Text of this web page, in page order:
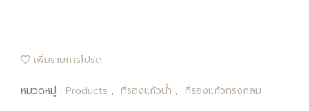
เพิ่มรายการโปรด
หมวดหมู่ : Products , ที่รองแก้วน้ำ , ที่รองแก้วทรงกลม